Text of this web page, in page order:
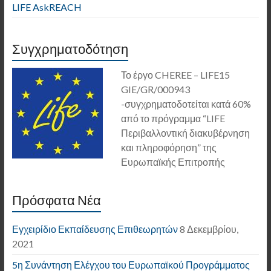
LIFE AskREACH
Συγχρηματοδότηση
Το έργο CHEREE – LIFE15
GIE/GR/000943
-συγχρηματοδοτείται κατά 60%
από το πρόγραμμα “LIFE
Περιβαλλοντική διακυβέρνηση
και πληροφόρηση” της
Ευρωπαϊκής Επιτροπής
Πρόσφατα Νέα
Εγχειρίδιο Εκπαίδευσης Επιθεωρητών8 Δεκεμβρίου,
2021
5η Συνάντηση Ελέγχου του Ευρωπαϊκού Προγράμματος